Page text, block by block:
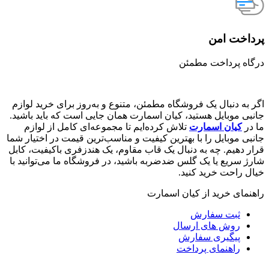
پرداخت امن
درگاه پرداخت مطمئن
اگر به دنبال یک فروشگاه مطمئن، متنوع و به‌روز برای خرید لوازم
جانبی موبایل هستید، کیان اسمارت همان جایی است که باید باشید.
ما درکیان اسمارت تلاش کرده‌ایم تا مجموعه‌ای کامل از لوازم
جانبی موبایل را با بهترین کیفیت و مناسب‌ترین قیمت در اختیار شما
قرار دهیم. چه به دنبال یک قاب مقاوم، یک هندزفری باکیفیت، کابل
شارژ سریع یا یک گلس ضدضربه باشید، در فروشگاه ما می‌توانید با
خیال راحت خرید کنید.
راهنمای خرید از کیان اسمارت
ثبت سفارش
روش‌ های ارسال
پیگیری سفارش
راهنمای پرداخت